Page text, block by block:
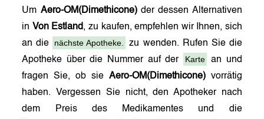
Um Aero-OM(Dimethicone)der dessen Alternativen
in Von Estland, zu kaufen, empfehlen wir Ihnen, sich
an die
nächste Apotheke.
zu wenden. Rufen Sie die
Apotheke über die Nummer auf der
Karte
an und
fragen Sie, ob sie Aero-OM(Dimethicone)vorrätig
haben. Vergessen Sie nicht, den Apotheker nach
dem Preis des Medikamentes und die